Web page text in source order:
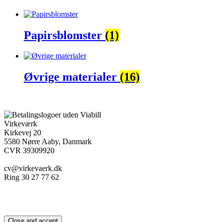
Papirsblomster (1)
Øvrige materialer (16)
Virkeværk
Kirkevej 20
5580 Nørre Aaby, Danmark
CVR 39309920
cv@virkevaerk.dk
Ring 30 27 77 62